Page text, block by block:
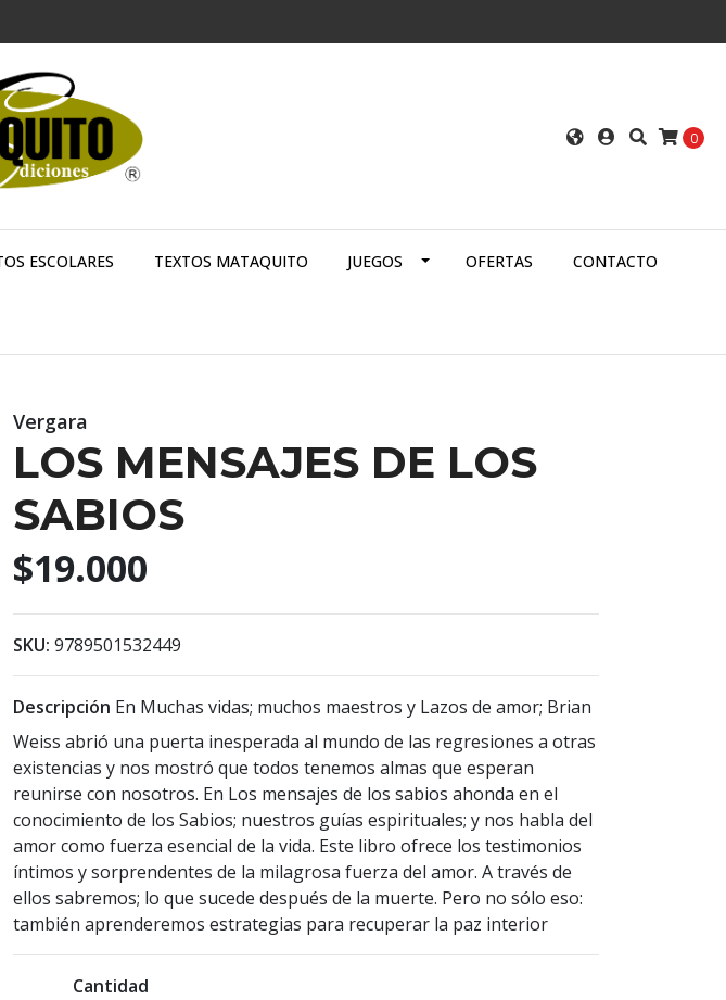
0
ESCOLARES TEXTOS MATAQUITO JUEGOS OFERTAS CONTACTO
Vergara
LOS MENSAJES DE LOS
SABIOS
$19.000
SKU: 9789501532449
Descripción En Muchas vidas; muchos maestros y Lazos de amor; Brian
Weiss abrió una puerta inesperada al mundo de las regresiones a otras
existencias y nos mostró que todos tenemos almas que esperan
reunirse con nosotros. En Los mensajes de los sabios ahonda en el
conocimiento de los Sabios; nuestros guías espirituales; y nos habla del
amor como fuerza esencial de la vida. Este libro ofrece los testimonios
íntimos y sorprendentes de la milagrosa fuerza del amor. A través de
ellos sabremos; lo que sucede después de la muerte. Pero no sólo eso:
también aprenderemos estrategias para recuperar la paz interior
Cantidad